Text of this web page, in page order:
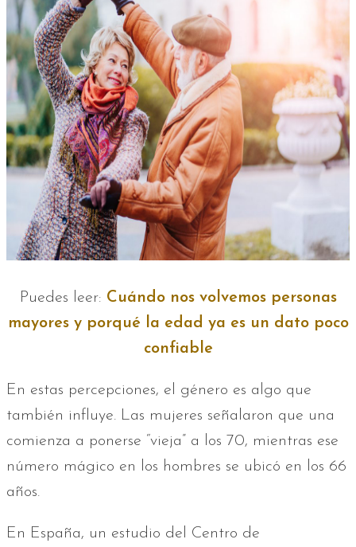
Puedes leer: Cuándo nos volvemos personas
mayores y porqué la edad ya es un dato poco
confiable
En estas percepciones, el género es algo que
también influye. Las mujeres señalaron que una
comienza a ponerse “vieja” a los 70, mientras ese
número mágico en los hombres se ubicó en los 66
años.
En España, un estudio del Centro de